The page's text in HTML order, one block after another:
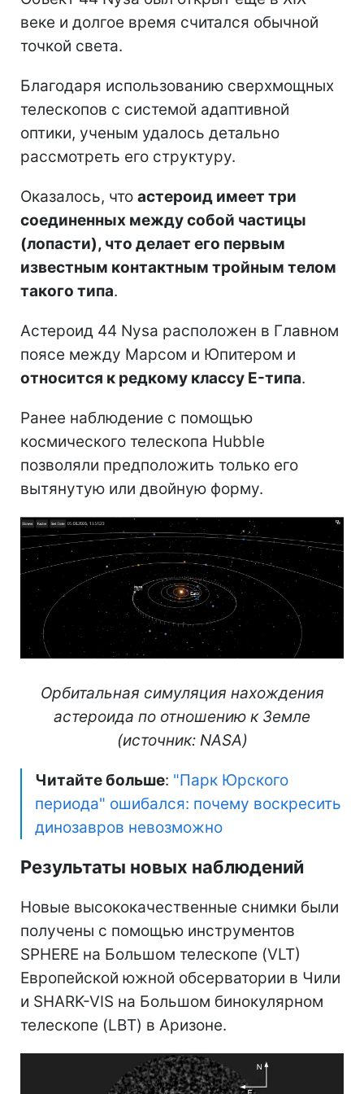
веке и долгое время считался обычной
точкой света.
Благодаря использованию сверхмощных
телескопов с системой адаптивной
оптики, ученым удалось детально
рассмотреть его структуру.
Оказалось, что астероид имеет три
соединенных между собой частицы
(лопасти), что делает его первым
известным контактным тройным телом
такого типа.
Астероид 44 Nysa расположен в Главном
поясе между Марсом и Юпитером и
относится к редкому классу E-типа.
Ранее наблюдение с помощью
космического телескопа Hubble
позволяли предположить только его
вытянутую или двойную форму.
Орбитальная симуляция нахождения
астероида по отношению к Земле
(источник: NASA)
Читайте больше: "Парк Юрского
периода" ошибался: почему воскресить
динозавров невозможно
Результаты новых наблюдений
Новые высококачественные снимки были
получены с помощью инструментов
SPHERE на Большом телескопе (VLT)
Европейской южной обсерватории в Чили
и SHARK-VIS на Большом бинокулярном
телескопе (LBT) в Аризоне.